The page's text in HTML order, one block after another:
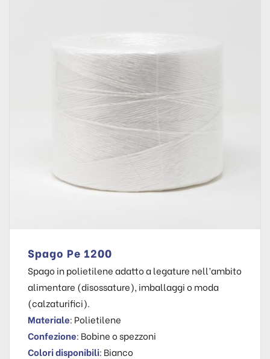
Spago Pe 1200
Spago in polietilene adatto a legature nell’ambito
alimentare (disossature), imballaggi o moda
(calzaturifici).
Materiale: Polietilene
Confezione: Bobine o spezzoni
Colori disponibili: Bianco